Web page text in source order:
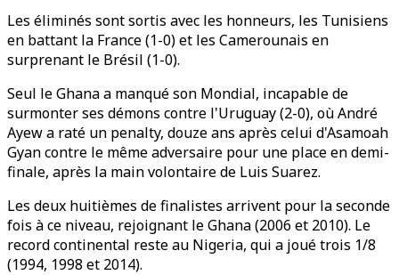
Les éliminés sont sortis avec les honneurs, les Tunisiens
en battant la France (1-0) et les Camerounais en
surprenant le Brésil (1-0).
Seul le Ghana a manqué son Mondial, incapable de
surmonter ses démons contre l'Uruguay (2-0), où André
Ayew a raté un penalty, douze ans après celui d'Asamoah
Gyan contre le même adversaire pour une place en demi-
finale, après la main volontaire de Luis Suarez.
Les deux huitièmes de finalistes arrivent pour la seconde
fois à ce niveau, rejoignant le Ghana (2006 et 2010). Le
record continental reste au Nigeria, qui a joué trois 1/8
(1994, 1998 et 2014).